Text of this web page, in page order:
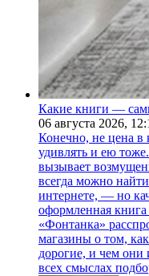
Какие книги —
06 августа 2026,
Конечно, не цена
удивлять и ею
вызывает
всегда можно
интернете, — но
оформленная
«Фонтанка»
магазины о том,
дорогие, и чем они
всех смыслах